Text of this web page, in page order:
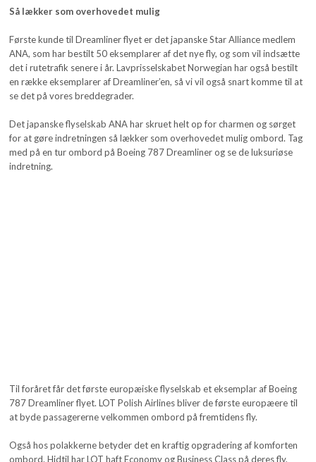
Så lækker som overhovedet mulig
Første kunde til Dreamliner flyet er det japanske Star Alliance medlem
ANA, som har bestilt 50 eksemplarer af det nye fly, og som vil indsætte
det i rutetrafik senere i år. Lavprisselskabet Norwegian har også bestilt
en række eksemplarer af Dreamliner’en, så vi vil også snart komme til at
se det på vores breddegrader.
Det japanske flyselskab ANA har skruet helt op for charmen og sørget
for at gøre indretningen så lækker som overhovedet mulig ombord. Tag
med på en tur ombord på Boeing 787 Dreamliner og se de luksuriøse
indretning.
Til foråret får det første europæiske flyselskab et eksemplar af Boeing
787 Dreamliner flyet. LOT Polish Airlines bliver de første europæere til
at byde passagererne velkommen ombord på fremtidens fly.
Også hos polakkerne betyder det en kraftig opgradering af komforten
ombord. Hidtil har LOT haft Economy og Business Class på deres fly,